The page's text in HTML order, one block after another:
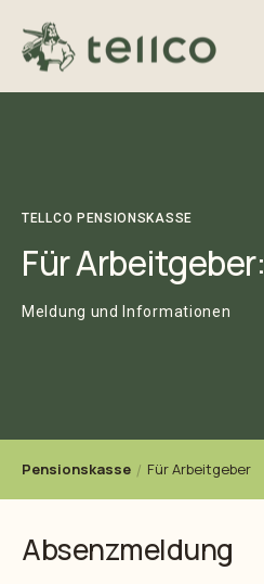
TELLCO PENSIONSKASSE
Für Arbeitgeber:
Meldung und Informationen
Pensionskasse Für Arbeitgeber
Absenzmeldung